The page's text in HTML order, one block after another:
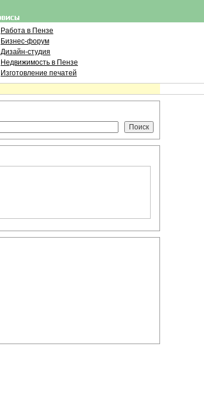
Работа в Пензе
Бизнес-форум
Дизайн-студия
Недвижимость в Пензе
Изготовление печатей